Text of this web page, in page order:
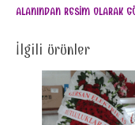
ALANINDAN RESİM OLARAK
İlgili ürünler